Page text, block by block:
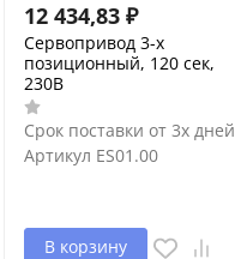
12 434,83 ₽
Сервопривод 3-х
позиционный, 120 сек,
230В
Срок поставки от 3х дней
Артикул ES01.00
В корзину